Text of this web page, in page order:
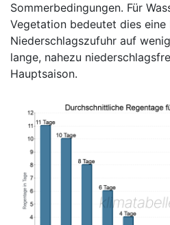
Sommerbedingungen. Für
Vegetation bedeutet dies
Niederschlagszufuhr auf
lange, nahezu
Hauptsaison.